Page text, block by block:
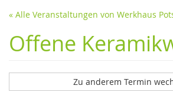
« Alle Veranstaltungen von Werkhaus
Offene
Zu anderem Termin